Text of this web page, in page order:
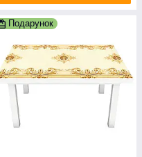
Подарунок